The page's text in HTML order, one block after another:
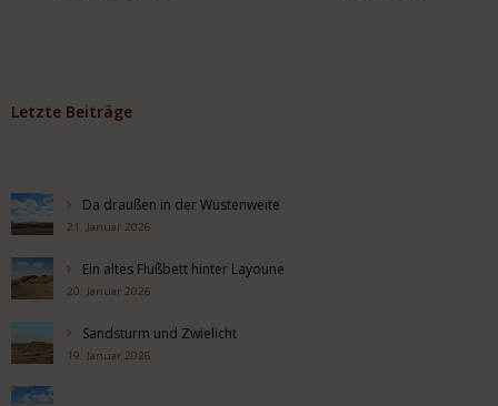
Letzte Beiträge
Da draußen in der Wüstenweite
21. Januar 2026
Ein altes Flußbett hinter Layoune
20. Januar 2026
Sandsturm und Zwielicht
19. Januar 2026